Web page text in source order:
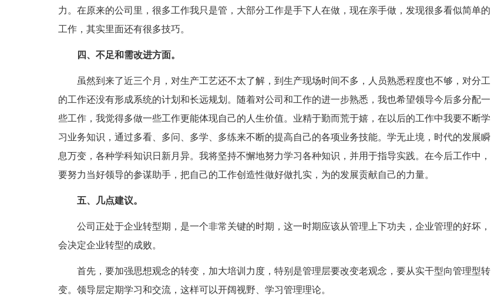
力。在原来的公司里，很多工作我只是管，大部分工作是手下人在做，现在亲手做，发现很多看似简单的
工作，其实里面还有很多技巧。
四、不足和需改进方面。
虽然到来了近三个月，对生产工艺还不太了解，到生产现场时间不多，人员熟悉程度也不够，对分工
的工作还没有形成系统的计划和长远规划。随着对公司和工作的进一步熟悉，我也希望领导今后多分配一
些工作，我觉得多做一些工作更能体现自己的人生价值。业精于勤而荒于嬉，在以后的工作中我要不断学
习业务知识，通过多看、多问、多学、多练来不断的提高自己的各项业务技能。学无止境，时代的发展瞬
息万变，各种学科知识日新月异。我将坚持不懈地努力学习各种知识，并用于指导实践。在今后工作中，
要努力当好领导的参谋助手，把自己的工作创造性做好做扎实，为的发展贡献自己的力量。
五、几点建议。
公司正处于企业转型期，是一个非常关键的时期，这一时期应该从管理上下功夫，企业管理的好坏，
会决定企业转型的成败。
首先，要加强思想观念的转变，加大培训力度，特别是管理层要改变老观念，要从实干型向管理型转
变。领导层定期学习和交流，这样可以开阔视野、学习管理理论。